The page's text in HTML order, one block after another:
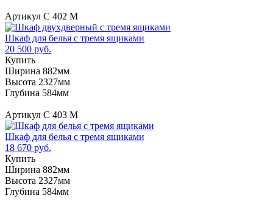
Артикул С 402 М
Шкаф для белья с тремя ящиками
20 500 руб.
Купить
Ширина 882мм
Высота 2327мм
Глубина 584мм
Артикул С 403 М
Шкаф для белья с тремя ящиками
18 670 руб.
Купить
Ширина 882мм
Высота 2327мм
Глубина 584мм